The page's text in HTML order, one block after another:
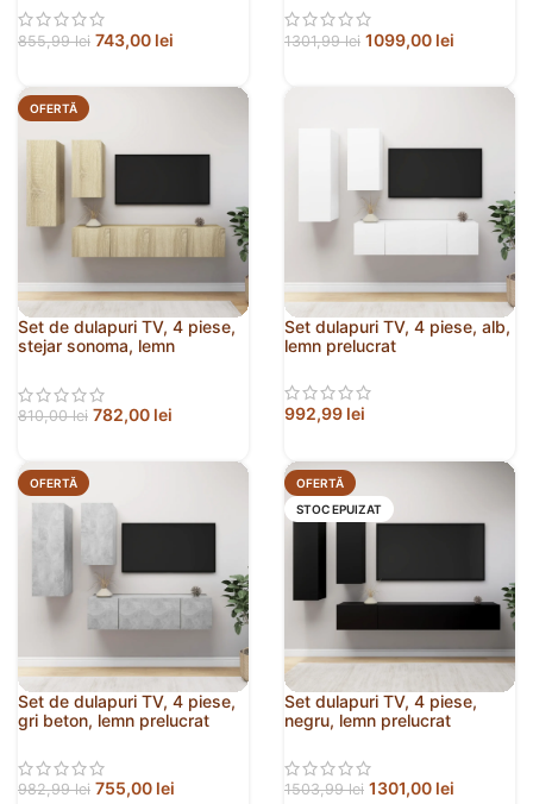
855,99lei 743,00 lei 1301,99lei 1099,00 lei
OFERTĂ
Set de dulapuri TV, 4 piese,
stejar sonoma, lemn
810,00lei 782,00 lei
Set dulapuri TV, 4 piese, alb,
lemn prelucrat
992,99 lei
OFERTĂ
Set de dulapuri TV, 4 piese,
gri beton, lemn prelucrat
982,99lei 755,00 lei
OFERTĂ
STOC EPUIZAT
Set dulapuri TV, 4 piese,
negru, lemn prelucrat
1503,99lei 1301,00 lei